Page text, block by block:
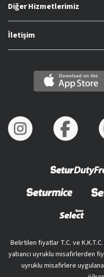
Diğer Hizmetlerimiz
İletişim
Belirtilen fiyatlar T.C. ve
yabancı uyruklu misafirlerden
uyruklu misafirlere